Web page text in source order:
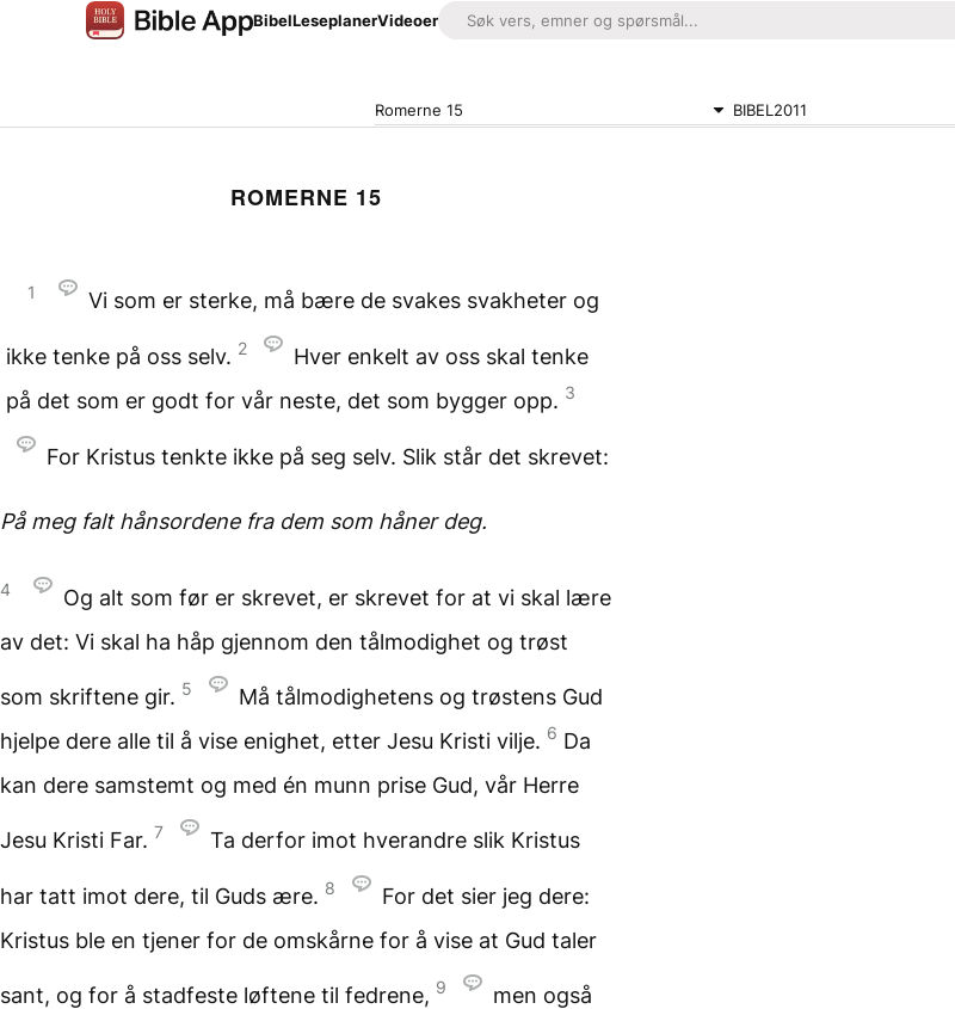
BibelLeseplanerVideoer
Romerne 15 BIBEL2011
ROMERNE 15
1 Vi som er sterke, må bære de svakes svakheter og
ikke tenke på oss selv. 2
Hver enkelt av oss skal tenke
på det som er godt for vår neste, det som bygger opp. 3
For Kristus tenkte ikke på seg selv. Slik står det skrevet:
På meg falt hånsordene fra dem som håner deg.
4
Og alt som før er skrevet, er skrevet for at vi skal lære
av det: Vi skal ha håp gjennom den tålmodighet og trøst
som skriftene gir. 5
Må tålmodighetens og trøstens Gud
hjelpe dere alle til å vise enighet, etter Jesu Kristi vilje. 6 Da
kan dere samstemt og med én munn prise Gud, vår Herre
Jesu Kristi Far. 7 Ta derfor imot hverandre slik Kristus
har tatt imot dere, til Guds ære. 8
For det sier jeg dere:
Kristus ble en tjener for de omskårne for å vise at Gud taler
sant, og for å stadfeste løftene til fedrene, 9
men også